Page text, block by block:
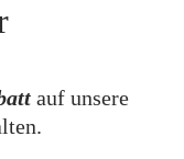
auf unsere